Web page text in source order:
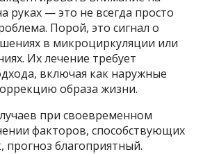
руках — это не всегда просто
Порой, это сигнал о
в микроциркуляции или
Их лечение требует
включая как наружные
образа жизни.
при своевременном
факторов, способствующих
благоприятный.